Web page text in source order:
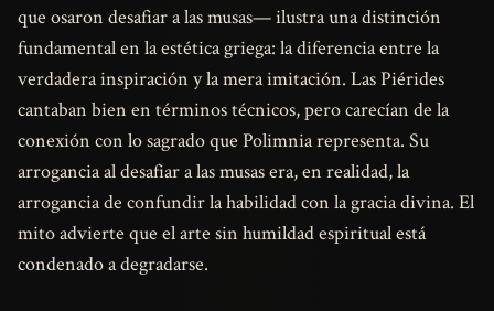
que osaron desafiar a las musas— ilustra una distinción
fundamental en la estética griega: la diferencia entre la
verdadera inspiración y la mera imitación. Las Piérides
cantaban bien en términos técnicos, pero carecían de la
conexión con lo sagrado que Polimnia representa. Su
arrogancia al desafiar a las musas era, en realidad, la
arrogancia de confundir la habilidad con la gracia divina. El
mito advierte que el arte sin humildad espiritual está
condenado a degradarse.